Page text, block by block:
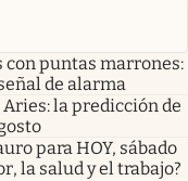
con puntas marrones:
de alarma
la predicción de
para HOY, sábado
la salud y el trabajo?